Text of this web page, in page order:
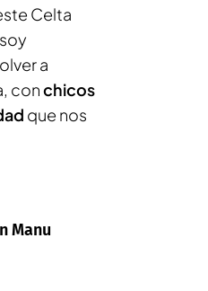
Celta
a
conchicos
que nos
Manu